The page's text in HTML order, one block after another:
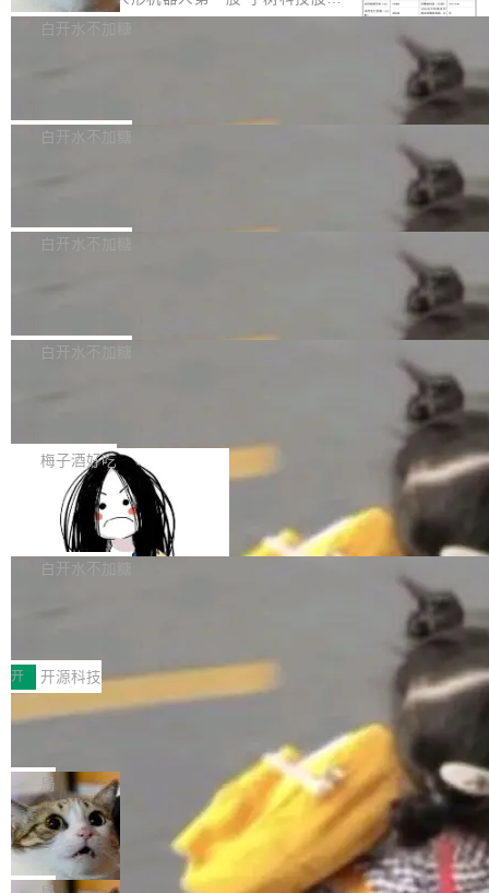
计是基于早期模型的能力—...
可以用来分析、提炼、审阅、建议，但不能用来
不得生成涉及安全性的关键变更，除非作者本身
有限公司披露IPO发行价格及战略配售结果，杭
36个月。 公告显示，本次宇树科技战略配售对
员工参与设立的专项资产管理计划。其中，Dee
获配9...
白开水不加糖
Bug fixes and enhancements 修复多次传递同
一个回归问题，该问题导致拉取镜像时会拒绝包
题，该问题可能导致在旧版 Linux 内核...
白开水不加糖
e 孵化器项目管理委员会（IPMC）投票中获得
P）！这一里程碑不仅标志着 Fluss 迈入新的发
白开水不加糖
长期停止内容更新，未能实现其作为“AI版维基百
提交的编辑请求也长期处于待处理状态。 Groki
pedia 于去年底上线，定位为由人工智能生成内
容的百科平台，被马斯克视为传统众包百科网站
维基百科的替代方案。Lawfare 调查发现，无论
热门页面还是低关注度页面，均未出现近期更
白开水不加糖
是这样的：配 MessageSource 的 Bean、写 R
eloadableResourceBundleMessageSource、
声明 LocaleResolver、注册 LocaleChangeInt
erceptor…五六步之后才能看到第一行翻译文
本。 Solon 换了个方式。整个 i18n 模块围绕三
梅子酒好吃
Apache Doris 4.1 全面增强 Iceberg：
支持 UPDATE、MERGE INTO 与 Iceb
erg V3
Apache Doris 4.1 要补齐的，正是缺失的那一
半。在已有查询能力的基础上，Doris 进一步支
常维护操作，并完整支持 Iceberg V3 格式。
白开水不加糖
村国家自主创新示范区会议中心开幕。本届大会
由中关村智联软件服务业质量创新联盟主办，以
“智构可信·质创未来——AI原生时代的质量新范
式”为主题，直面AI从实验室走向规模化产业落地
的核心质量命题。会上，《2026智能研发生产力
工具选型手册》发布，Testin云测的Testin XAge
nt智能测试系统入选AI测试领域代表产品。对CI
O而言，这提示了一个转变：AI测试正在从效率
工具升级为企业的质量基础设施。 CIO面对的新
开 开源科技
让非法状态不可表示：一篇关于 ADT
有一种东西，一旦用过就回不去了。Alex Fedos
eev 管它叫"软件设计的基石"。 他说的东西不新
鲜——代数数据类型（ADT），尤其是和类型
（sum type）。但他说清楚了一件事：这不是类
型系统的学术体操，是日常编码的思维方式。 文
章从一个简单的例子切入。一个网站的深色主题
局
Cloudflare 开源内部企业 AI 平台 Clou
dflare OS
Cloudflare 发布了一个开源项目 Cloudflare O
S。如果你只看官方博客，你会觉得这是又一